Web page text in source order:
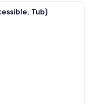
vực làm việc phù hợp cho
Tub)